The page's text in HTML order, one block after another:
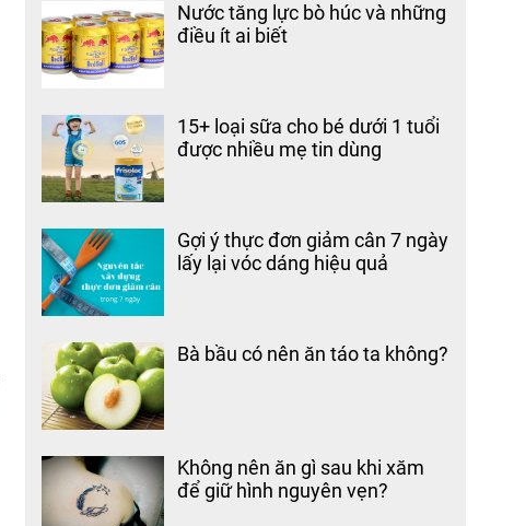
Nước tăng lực bò húc và những
điều ít ai biết
15+ loại sữa cho bé dưới 1 tuổi
được nhiều mẹ tin dùng
Gợi ý thực đơn giảm cân 7 ngày
lấy lại vóc dáng hiệu quả
Bà bầu có nên ăn táo ta không?
Không nên ăn gì sau khi xăm
để giữ hình nguyên vẹn?